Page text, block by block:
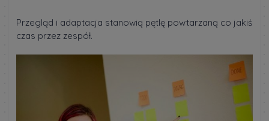
Przegląd i adaptacja stanowią pętlę powtarzaną co jakiś
czas przez zespół.